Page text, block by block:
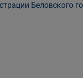
Беловского